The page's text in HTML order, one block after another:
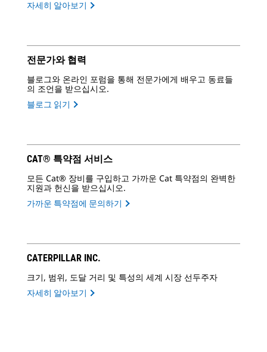
자세히 알아보기
전문가와 협력
블로그와 온라인 포럼을 통해 전문가에게 배우고 동료들
의 조언을 받으십시오.
블로그 읽기
CAT® 특약점 서비스
모든 Cat® 장비를 구입하고 가까운 Cat 특약점의 완벽한
지원과 헌신을 받으십시오.
가까운 특약점에 문의하기
CATERPILLAR INC.
크기, 범위, 도달 거리 및 특성의 세계 시장 선두주자
자세히 알아보기